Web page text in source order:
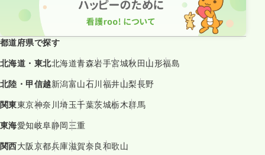
都道府県で探す
北海道・東北北海道青森岩手宮城秋田山形福島
北陸・甲信越新潟富山石川福井山梨長野
関東東京神奈川埼玉千葉茨城栃木群馬
東海愛知岐阜静岡三重
関西大阪京都兵庫滋賀奈良和歌山